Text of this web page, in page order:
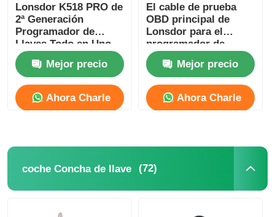
Clave inteligente de KEYDIY
Lonsdor K518 PRO de
2ª Generación
Programador de
Llaves Todo en Uno
con 2 Años de
Actualización
Gratuita y Accesorios
de Versión Completa
Mejor precio
Ahora Charle
El cable de prueba
OBD principal de
Lonsdor para el
programador de
llaves Lonsdor
K518ISE/K518S
Mejor precio
Ahora Charle
coche Concha de llave (72)